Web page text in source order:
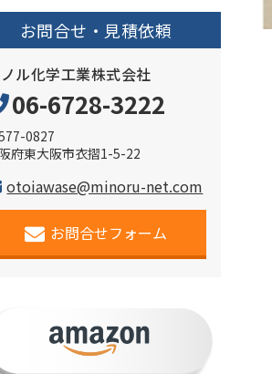
お問合せ・見積依頼
ル化学工業株式会社
06-6728-3222
0827
府東大阪市衣摺1-5-22
otoiawase@minoru-net.com
お問合せフォーム